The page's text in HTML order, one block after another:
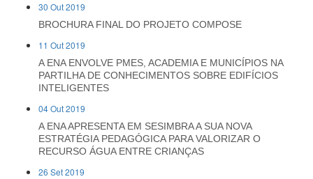
30 Out 2019
BROCHURA FINAL DO PROJETO COMPOSE
11 Out 2019
A ENA ENVOLVE PMES, ACADEMIA E MUNICÍPIOS NA
PARTILHA DE CONHECIMENTOS SOBRE EDIFÍCIOS
INTELIGENTES
04 Out 2019
A ENA APRESENTA EM SESIMBRA A SUA NOVA
ESTRATÉGIA PEDAGÓGICA PARA VALORIZAR O
RECURSO ÁGUA ENTRE CRIANÇAS
26 Set 2019